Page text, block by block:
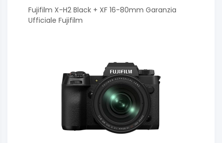
Fujifilm X-H2 Black + XF 16-80mm Garanzia
Ufficiale Fujifilm